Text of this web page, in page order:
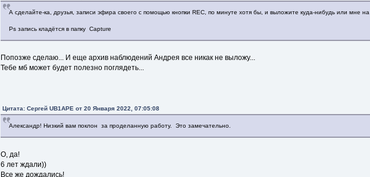
А сделайте-ка, друзья, записи эфира своего с помощью кнопки REC, по минуте хотя бы, и выложите куда-нибудь или мне
Ps запись кладётся в папку Capture
Попозже сделаю... И еще архив наблюдений Андрея все никак не выложу...
Тебе мб может будет полезно поглядеть...
Цитата: Сергей UB1APE от 20 Января 2022, 07:05:08
Александр! Низкий вам поклон за проделанную работу. Это замечательно.
О, да!
6 лет ждали))
Все же дождались!